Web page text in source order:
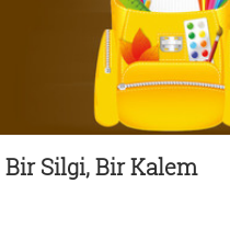
Bir Silgi, Bir Kalem